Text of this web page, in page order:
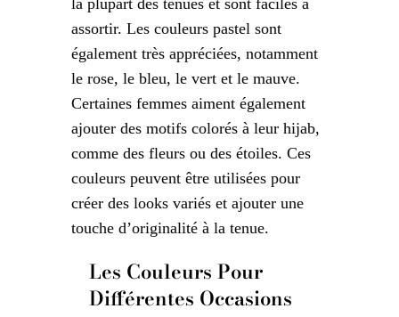
assortir. Les couleurs pastel sont
également très appréciées, notamment
le rose, le bleu, le vert et le mauve.
Certaines femmes aiment également
ajouter des motifs colorés à leur hijab,
comme des fleurs ou des étoiles. Ces
couleurs peuvent être utilisées pour
créer des looks variés et ajouter une
touche d’originalité à la tenue.
Les Couleurs Pour
Différentes Occasions